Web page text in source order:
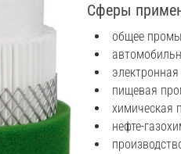
Сферы
общее
электронная
пищевая
химическая
нефте-